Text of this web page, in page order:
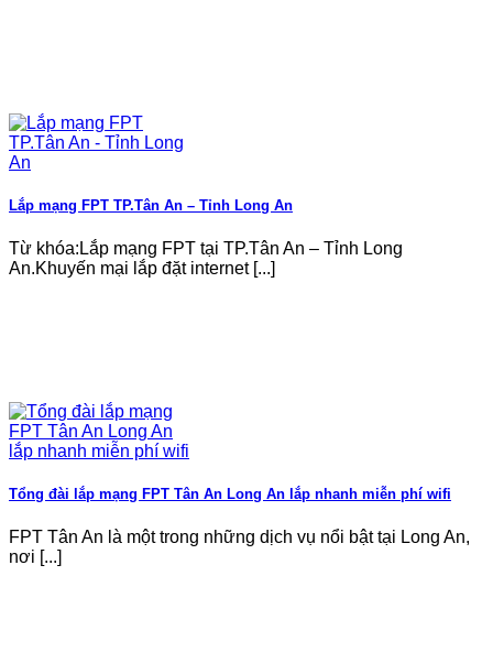
Lắp mạng FPT TP.Tân An – Tỉnh Long An
Từ khóa:Lắp mạng FPT tại TP.Tân An – Tỉnh Long
An.Khuyến mại lắp đặt internet [...]
Tổng đài lắp mạng FPT Tân An Long An lắp nhanh miễn phí wifi
FPT Tân An là một trong những dịch vụ nổi bật tại Long An,
nơi [...]